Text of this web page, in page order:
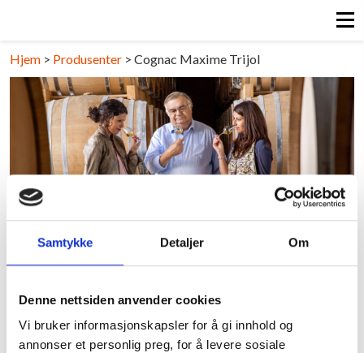
Samtykke Detaljer Om
Denne nettsiden anvender cookies
Vi bruker informasjonskapsler for å gi innhold og
annonser et personlig preg, for å levere sosiale
Hjem > Produsenter >Cognac Maxime Trijol
Cognac Maxime Trijol
FRANKRIKE/COGNAC
Last ned pdf